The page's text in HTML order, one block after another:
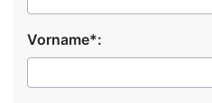
Vorname*: